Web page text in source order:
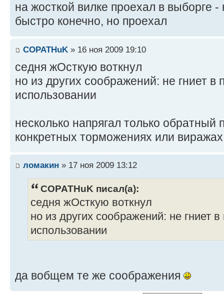
на жосткой вилке проехал в выборге
быстро конечно, но проехал
COPATHuK » 16 ноя 2009 19:10
седня жОсткую воткнул
но из других соображений: не гниет в
использовании
несколько напрягал только обратный
конкретных торможениях или виражах
ломакин » 17 ноя 2009 13:12
COPATHuK писал(а):
седня жОсткую воткнул
но из других соображений: не гниет
использовании
да вобщем те же соображения